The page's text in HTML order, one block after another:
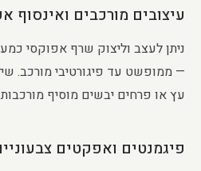
עיצובים מורכבים ואינסוף
ניתן לעצב וליצוק שרף אפוקסי
— ממופשט עד פיגורטיבי מורכב.
עץ או פרחים יבשים מוסיף
פיגמנטים ואפקטים